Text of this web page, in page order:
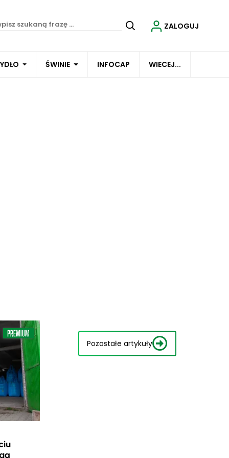
ŚWINIE INFOCAP WIECEJ...
ZALOGUJ
Pozostałe artykuły